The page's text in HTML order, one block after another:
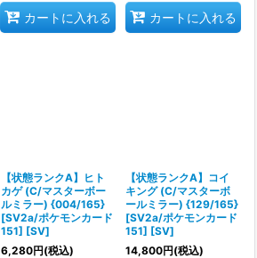
カートに入れる カートに入れる
【状態ランクA】ヒト
カゲ (C/マスターボー
ルミラー) {004/165}
[SV2a/ポケモンカード
151] [SV]
6,280円(税込)
【状態ランクA】コイ
キング (C/マスターボ
ールミラー) {129/165}
[SV2a/ポケモンカード
151] [SV]
14,800円(税込)